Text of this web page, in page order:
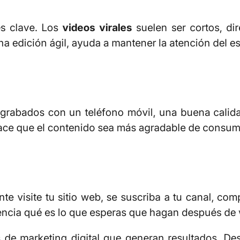
clave. Los videos virales suelen ser cortos,
edición ágil, ayuda a mantener la atención del
con un teléfono móvil, una buena
que el contenido sea más agradable de
visite tu sitio web, se suscriba a tu canal,
qué es lo que esperas que hagan después de